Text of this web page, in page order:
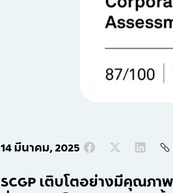
14 มีนาคม, 2025
SCGP เติบโตอย่างมีคุณภา